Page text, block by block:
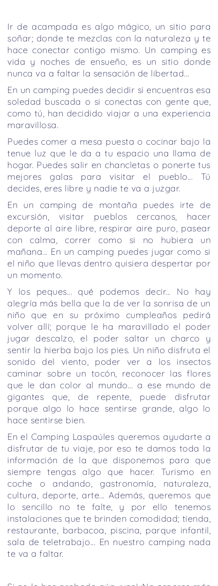
Ir de acampada es algo mágico, un sitio para
soñar; donde te mezclas con la naturaleza y te
hace conectar contigo mismo. Un camping es
vida y noches de ensueño, es un sitio donde
nunca va a faltar la sensación de libertad...
En un camping puedes decidir si encuentras esa
soledad buscada o si conectas con gente que,
como tú, han decidido viajar a una experiencia
maravillosa.
Puedes comer a mesa puesta o cocinar bajo la
tenue luz que le da a tu espacio una llama de
hogar. Puedes salir en chancletas o ponerte tus
mejores galas para visitar el pueblo... Tú
decides, eres libre y nadie te va a juzgar.
En un camping de montaña puedes irte de
excursión, visitar pueblos cercanos, hacer
deporte al aire libre, respirar aire puro, pasear
con calma, correr como si no hubiera un
mañana... En un camping puedes jugar como si
el niño que llevas dentro quisiera despertar por
un momento.
Y los peques... qué podemos decir... No hay
alegría más bella que la de ver la sonrisa de un
niño que en su próximo cumpleaños pedirá
volver allí; porque le ha maravillado el poder
jugar descalzo, el poder saltar un charco y
sentir la hierba bajo los pies. Un niño disfruta el
sonido del viento, poder ver a los insectos
caminar sobre un tocón, reconocer las flores
que le dan color al mundo... a ese mundo de
gigantes que, de repente, puede disfrutar
porque algo lo hace sentirse grande, algo lo
hace sentirse bien.
En el Camping Laspaúles queremos ayudarte a
disfrutar de tu viaje, por eso te damos toda la
información de la que disponemos para que
siempre tengas algo que hacer. Turismo en
coche o andando, gastronomía, naturaleza,
cultura, deporte, arte... Además, queremos que
lo sencillo no te falte, y por ello tenemos
instalaciones que te brinden comodidad; tienda,
restaurante, barbacoa, piscina, parque infantil,
sala de teletrabajo... En nuestro camping nada
te va a faltar.